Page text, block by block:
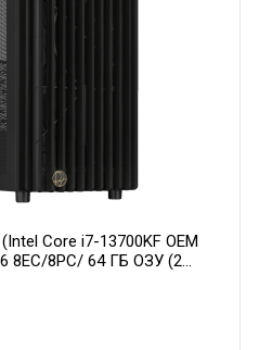
Core i7-13700KF OEM
8EC/8PC/ 64 ГБ ОЗУ (2
OC 16GB GDDR7